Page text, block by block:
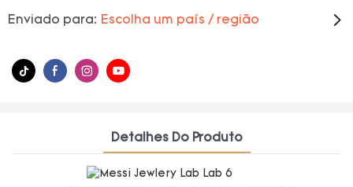
Enviado para: Escolha um país / região
Detalhes Do Produto